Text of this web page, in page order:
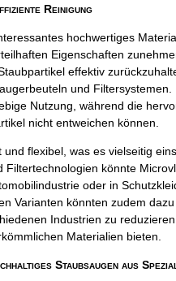
Reinigung
hochwertiges
Eigenschaften
effektiv
und
Nutzung, während die
nicht entweichen können.
flexibel, was es vielseitig
Filtertechnologien könnte
oder in
Varianten könnten zudem
Industrien zu
Materialien bieten.
Staubsaugen aus